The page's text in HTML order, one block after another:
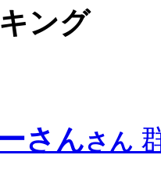
ング
さんさん